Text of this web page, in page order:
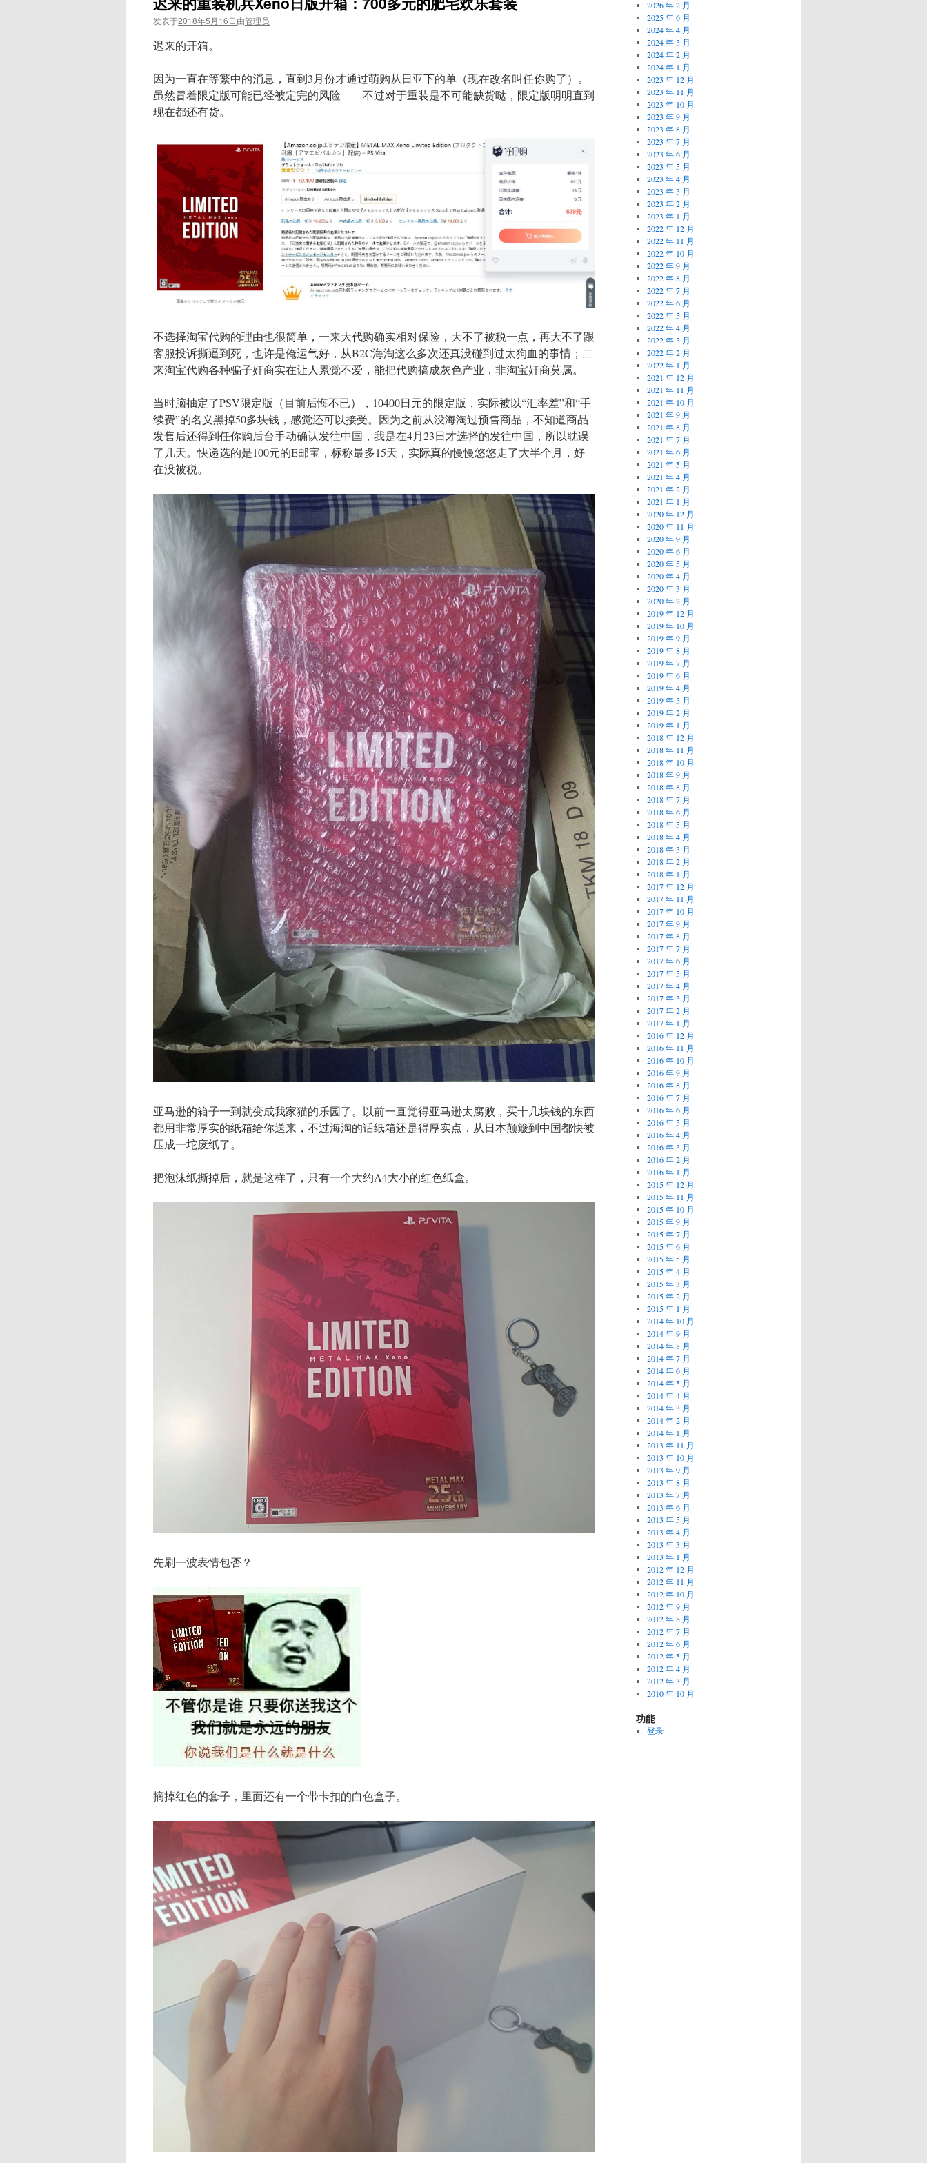
发表于2018年5月16日由管理员
迟来的开箱。
因为一直在等繁中的消息，直到3月份才通过萌购从日亚下的单（现在改名叫任你购了）。
虽然冒着限定版可能已经被定完的风险——不过对于重装是不可能缺货哒，限定版明明直到
现在都还有货。
不选择淘宝代购的理由也很简单，一来大代购确实相对保险，大不了被税一点，再大不了跟
客服投诉撕逼到死，也许是俺运气好，从B2C海淘这么多次还真没碰到过太狗血的事情；二
来淘宝代购各种骗子奸商实在让人累觉不爱，能把代购搞成灰色产业，非淘宝奸商莫属。
当时脑抽定了PSV限定版（目前后悔不已），10400日元的限定版，实际被以“汇率差”和“手
续费”的名义黑掉50多块钱，感觉还可以接受。因为之前从没海淘过预售商品，不知道商品
发售后还得到任你购后台手动确认发往中国，我是在4月23日才选择的发往中国，所以耽误
了几天。快递选的是100元的E邮宝，标称最多15天，实际真的慢慢悠悠走了大半个月，好
在没被税。
亚马逊的箱子一到就变成我家猫的乐园了。以前一直觉得亚马逊太腐败，买十几块钱的东西
都用非常厚实的纸箱给你送来，不过海淘的话纸箱还是得厚实点，从日本颠簸到中国都快被
压成一坨废纸了。
把泡沫纸撕掉后，就是这样了，只有一个大约A4大小的红色纸盒。
先刷一波表情包否？
摘掉红色的套子，里面还有一个带卡扣的白色盒子。
2026 年 2 月
2025 年 6 月
2024 年 4 月
2024 年 3 月
2024 年 2 月
2024 年 1 月
2023 年 12 月
2023 年 11 月
2023 年 10 月
2023 年 9 月
2023 年 8 月
2023 年 7 月
2023 年 6 月
2023 年 5 月
2023 年 4 月
2023 年 3 月
2023 年 2 月
2023 年 1 月
2022 年 12 月
2022 年 11 月
2022 年 10 月
2022 年 9 月
2022 年 8 月
2022 年 7 月
2022 年 6 月
2022 年 5 月
2022 年 4 月
2022 年 3 月
2022 年 2 月
2022 年 1 月
2021 年 12 月
2021 年 11 月
2021 年 10 月
2021 年 9 月
2021 年 8 月
2021 年 7 月
2021 年 6 月
2021 年 5 月
2021 年 4 月
2021 年 2 月
2021 年 1 月
2020 年 12 月
2020 年 11 月
2020 年 9 月
2020 年 6 月
2020 年 5 月
2020 年 4 月
2020 年 3 月
2020 年 2 月
2019 年 12 月
2019 年 10 月
2019 年 9 月
2019 年 8 月
2019 年 7 月
2019 年 6 月
2019 年 4 月
2019 年 3 月
2019 年 2 月
2019 年 1 月
2018 年 12 月
2018 年 11 月
2018 年 10 月
2018 年 9 月
2018 年 8 月
2018 年 7 月
2018 年 6 月
2018 年 5 月
2018 年 4 月
2018 年 3 月
2018 年 2 月
2018 年 1 月
2017 年 12 月
2017 年 11 月
2017 年 10 月
2017 年 9 月
2017 年 8 月
2017 年 7 月
2017 年 6 月
2017 年 5 月
2017 年 4 月
2017 年 3 月
2017 年 2 月
2017 年 1 月
2016 年 12 月
2016 年 11 月
2016 年 10 月
2016 年 9 月
2016 年 8 月
2016 年 7 月
2016 年 6 月
2016 年 5 月
2016 年 4 月
2016 年 3 月
2016 年 2 月
2016 年 1 月
2015 年 12 月
2015 年 11 月
2015 年 10 月
2015 年 9 月
2015 年 7 月
2015 年 6 月
2015 年 5 月
2015 年 4 月
2015 年 3 月
2015 年 2 月
2015 年 1 月
2014 年 10 月
2014 年 9 月
2014 年 8 月
2014 年 7 月
2014 年 6 月
2014 年 5 月
2014 年 4 月
2014 年 3 月
2014 年 2 月
2014 年 1 月
2013 年 11 月
2013 年 10 月
2013 年 9 月
2013 年 8 月
2013 年 7 月
2013 年 6 月
2013 年 5 月
2013 年 4 月
2013 年 3 月
2013 年 1 月
2012 年 12 月
2012 年 11 月
2012 年 10 月
2012 年 9 月
2012 年 8 月
2012 年 7 月
2012 年 6 月
2012 年 5 月
2012 年 4 月
2012 年 3 月
2010 年 10 月
功能
登录